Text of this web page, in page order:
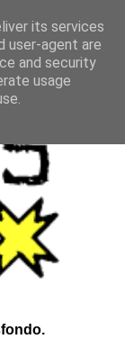
its services
user-agent are
and security
usage